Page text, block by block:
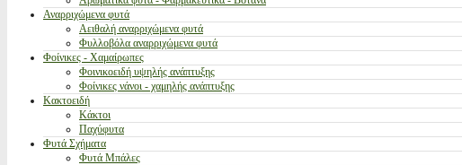
Αναρριχώμενα φυτά
Αειθαλή αναρριχώμενα φυτά
Φυλλοβόλα αναρριχώμενα φυτά
Φοίνικες - Χαμαίρωπες
Φοινικοειδή υψηλής ανάπτυξης
Φοίνικες νάνοι - χαμηλής ανάπτυξης
Κακτοειδή
Κάκτοι
Παχύφυτα
Φυτά Σχήματα
Φυτά Μπάλες